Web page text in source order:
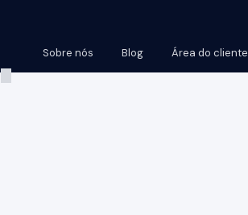
Área do cliente
Blog
Sobre nós